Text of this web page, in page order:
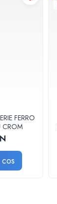
FERRO
CROM